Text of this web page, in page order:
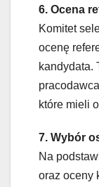
6. Ocena
Komitet
ocenę
kandydata.
które mieli
7. Wybór
Na
oraz oceny